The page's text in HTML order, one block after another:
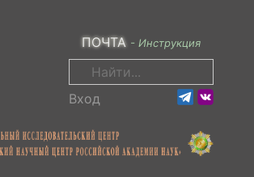
ПОЧТА - Инструкция
Поиск:
Вход